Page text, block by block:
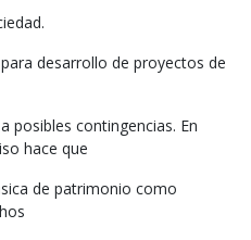
desarrollo de proyectos de
posibles contingencias. En
hace que
de patrimonio como